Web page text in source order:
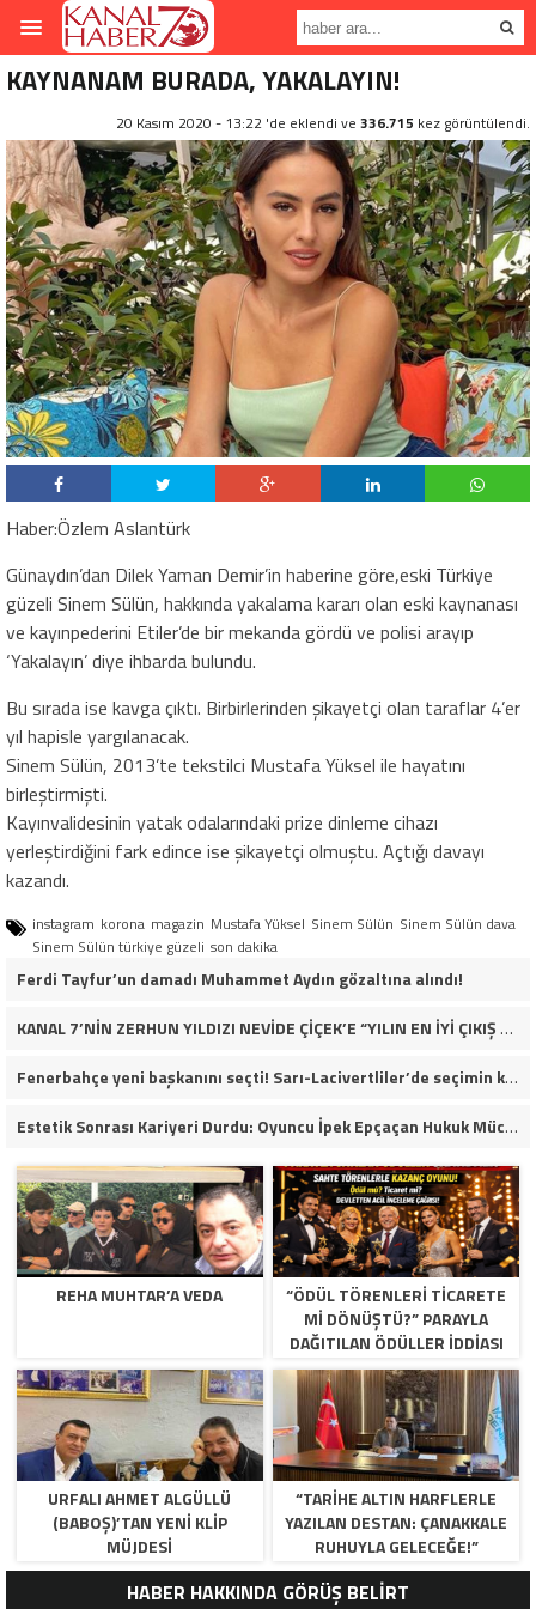
KAYNANAM BURADA, YAKALAYIN!
20 Kasım 2020 - 13:22 'de eklendi ve 336.715 kez görüntülendi.
Haber:Özlem Aslantürk
Günaydın’dan Dilek Yaman Demir’in haberine göre,eski Türkiye
güzeli Sinem Sülün, hakkında yakalama kararı olan eski kaynanası
ve kayınpederini Etiler’de bir mekanda gördü ve polisi arayıp
‘Yakalayın’ diye ihbarda bulundu.
Bu sırada ise kavga çıktı. Birbirlerinden şikayetçi olan taraflar 4’er
yıl hapisle yargılanacak.
Sinem Sülün, 2013’te tekstilci Mustafa Yüksel ile hayatını
birleştirmişti.
Kayınvalidesinin yatak odalarındaki prize dinleme cihazı
yerleştirdiğini fark edince ise şikayetçi olmuştu. Açtığı davayı
kazandı.
instagram korona magazin Mustafa Yüksel Sinem Sülün Sinem Sülün dava
Sinem Sülün türkiye güzeli son dakika
Ferdi Tayfur’un damadı Muhammet Aydın gözaltına alındı!
KANAL 7’NİN ZERHUN YILDIZI NEVİDE ÇİÇEK’E “YILIN EN İYİ ÇIKIŞ YAPAN KADIN OYUNCUSU” ÖDÜLÜ!
Fenerbahçe yeni başkanını seçti! Sarı-Lacivertliler’de seçimin kazananı Aziz Yıldırım oldu
Estetik Sonrası Kariyeri Durdu: Oyuncu İpek Epçaçan Hukuk Mücadelesi Veriyor
REHA MUHTAR’A VEDA
“ÖDÜL TÖRENLERİ TİCARETE
Mİ DÖNÜŞTÜ?” PARAYLA
DAĞITILAN ÖDÜLLER IDDIASI
GÜNDEMDE!
URFALI AHMET ALGÜLLÜ
(BABOŞ)’TAN YENI KLIP
MÜJDESI
“TARIHE ALTIN HARFLERLE
YAZILAN DESTAN: ÇANAKKALE
RUHUYLA GELECEĞE!”
HABER HAKKINDA GÖRÜŞ BELİRT